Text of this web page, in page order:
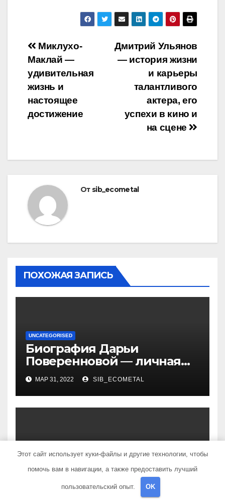
Навигация
по
записям
Дмитрий Ульянов
— история жизни
и карьеры
талантливого
актера, его
успехи в кино и
на сцене
Миклухо-
Маклай —
удивительная
жизнь и
настоящее
достижение
От sib_ecometal
ПОХОЖАЯ ЗАПИСЬ
UNCATEGORISED
Биография Дарьи
Поверенновой — личная
жизнь, карьера и
достижения знаменитой
российской актрисы
МАР 31, 2022 SIB_ECOMETAL
Как устранить липому на
шее: обзор домашних
методов лечения
МАР 31, 2022 SIB_ECOMETAL
Этот сайт использует куки-файлы и другие технологии, чтобы
помочь вам в навигации, а также предоставить лучший
пользовательский опыт. OK